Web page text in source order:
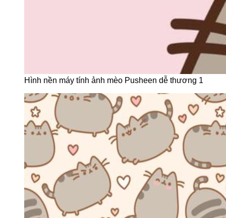
Hình nền máy tính ảnh mèo Pusheen dễ thương 1